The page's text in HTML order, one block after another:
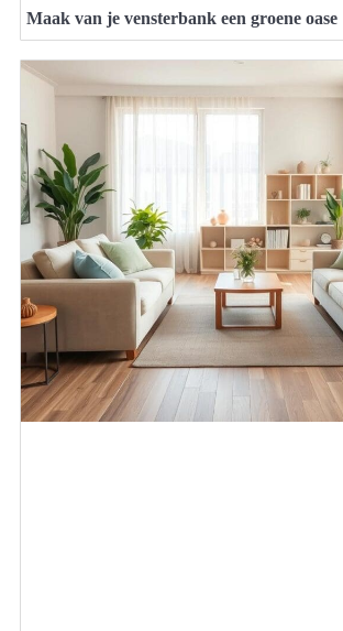
Maak van je vensterbank een groene oase